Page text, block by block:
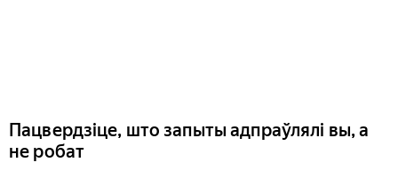
Пацвердзіце, што запыты адпраўлялі вы, а
не робат